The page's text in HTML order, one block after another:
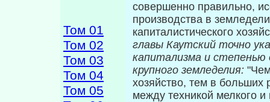
Том 01
Том 02
Том 03
Том 04
Том 05
совершенно правильно,
производ­ства в
капиталистического
главы Каутский точно
капитализма и степенью
крупного земледелия:
хозяйство, тем в больших
между техникой мелкого